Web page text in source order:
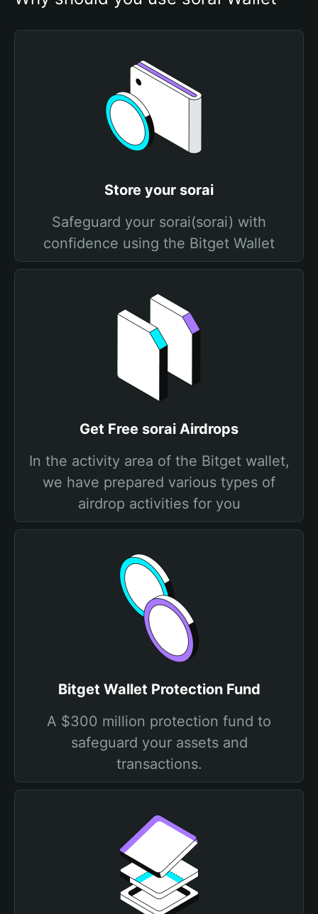
Store your sorai
Safeguard your sorai(sorai) with
confidence using the Bitget Wallet
Get Free sorai Airdrops
In the activity area of the Bitget wallet,
we have prepared various types of
airdrop activities for you
Bitget Wallet Protection Fund
A $300 million protection fund to
safeguard your assets and
transactions.